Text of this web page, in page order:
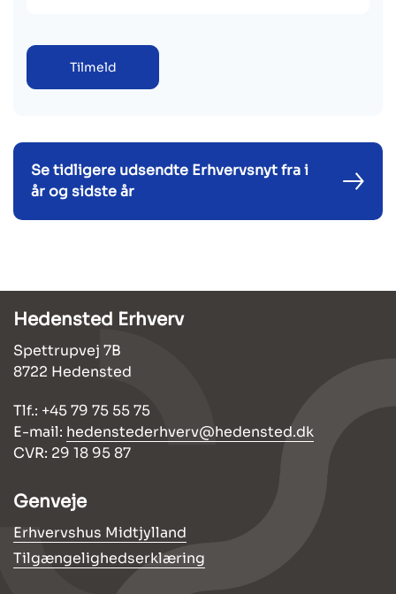
Tilmeld
Se tidligere udsendte Erhvervsnyt fra i
år og sidste år
Hedensted Erhverv
Spettrupvej 7B
8722 Hedensted
Tlf.: +45 79 75 55 75
E-mail: hedenstederhverv@hedensted.dk
CVR: 29 18 95 87
Genveje
Erhvervshus Midtjylland
Tilgængelighedserklæring